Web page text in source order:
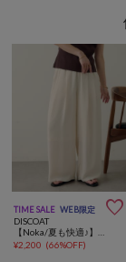
TIME SALE WEB限定 
DISCOAT
¥2,200 (66%OFF)